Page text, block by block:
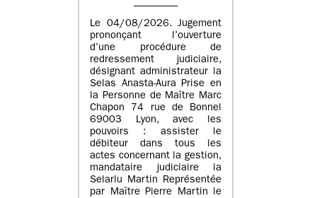
Le 04/08/2026. Jugement
prononçant l’ouverture
d’une procédure de
redressement judiciaire,
désignant administrateur la
Selas Anasta-Aura Prise en
la Personne de Maître Marc
Chapon 74 rue de Bonnel
69003 Lyon, avec les
pouvoirs : assister le
débiteur dans tous les
actes concernant la gestion,
mandataire judiciaire la
Selarlu Martin Représentée
par Maître Pierre Martin le